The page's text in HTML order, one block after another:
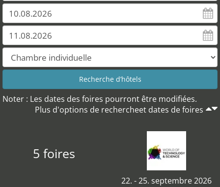
Noter : Les dates des foires pourront être modifiées.
Plus d'options de rechercheet dates de foires
5 foires
22. - 25. septembre 2026